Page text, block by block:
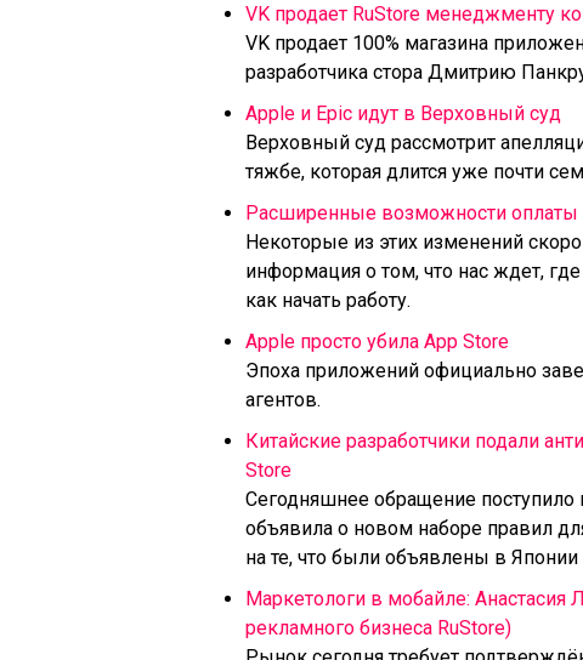
VK продает RuStore менеджменту
VK продает 100% магазина
разработчика стора Дмитрию
Apple и Epic идут в Верховный суд
Верховный суд рассмотрит
тяжбе, которая длится уже почти
Расширенные возможности оплаты
Некоторые из этих изменений
информация о том, что нас ждет,
как начать работу.
Apple просто убила App Store
Эпоха приложений официально
агентов.
Китайские разработчики подали
Store
Сегодняшнее обращение поступило
объявила о новом наборе правил
на те, что были объявлены в
Маркетологи в мобайле: Анастасия
рекламного бизнеса RuStore)